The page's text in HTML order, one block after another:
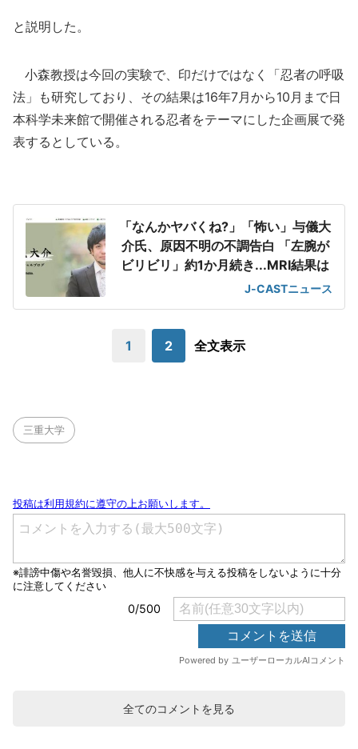
と説明した。
小森教授は今回の実験で、印だけではなく「忍者の呼吸
法」も研究しており、その結果は16年7月から10月まで日
本科学未来館で開催される忍者をテーマにした企画展で発
表するとしている。
「なんかヤバくね?」「怖い」与儀大
介氏、原因不明の不調告白 「左腕が
ビリビリ」約1か月続き...MRI結果は
J-CASTニュース
1 2 全文表示
三重大学
全てのコメントを見る